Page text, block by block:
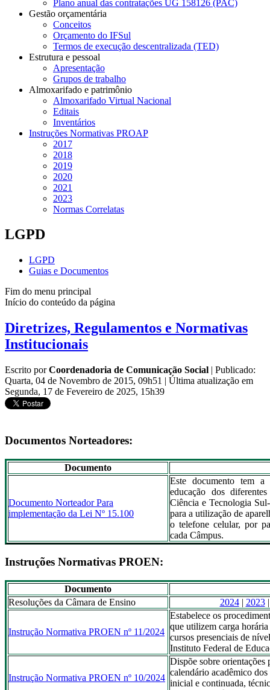
Plano anual das contratações UG 158126 (PAC)
Gestão orçamentária
Conceitos
Orçamento do IFSul
Termos de execução descentralizada (TED)
Estrutura e pessoal
Apresentação
Grupos de trabalho
Almoxarifado e patrimônio
Almoxarifado Virtual Nacional
Editais
Inventários
Instruções Normativas PROAP
2017
2018
2019
2020
2021
2023
Normas Correlatas
LGPD
LGPD
Guias e Documentos
Fim do menu principal
Início do conteúdo da página
Diretrizes, Regulamentos e Normativas
Institucionais
Escrito porCoordenadoria de Comunicação Social | Publicado:
Quarta, 04 de Novembro de 2015, 09h51 | Última atualização em
Segunda, 17 de Fevereiro de 2025, 15h39
Documentos Norteadores:
Documento
Documento Norteador Para
implementação da Lei Nº 15.100
Este documento tem
educação dos
Ciência e Tecnologia
para a utilização de
o telefone celular, por
cada Câmpus.
Instruções Normativas PROEN:
Documento
Resoluções da Câmara de Ensino
2024| 2023
Instrução Normativa PROEN nº 11/2024
Estabelece os
que utilizem carga
cursos presenciais de
Instituto Federal de
Instrução Normativa PROEN nº 10/2024
Dispõe sobre orientações
calendário acadêmico
inicial e continuada,